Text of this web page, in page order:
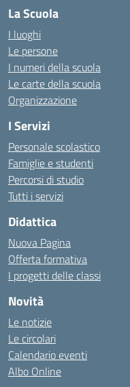
La Scuola
I luoghi
Le persone
I numeri della scuola
Le carte della scuola
Organizzazione
I Servizi
Personale scolastico
Famiglie e studenti
Percorsi di studio
Tutti i servizi
Didattica
Nuova Pagina
Offerta formativa
I progetti delle classi
Novità
Le notizie
Le circolari
Calendario eventi
Albo Online